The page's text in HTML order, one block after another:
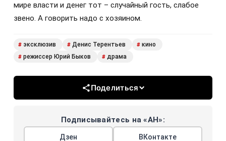
мире власти и денег тот – случайный гость, слабое
звено. А говорить надо с хозяином.
# эксклюзив # Денис Терентьев # кино
# режиссер Юрий Быков # драма
Поделиться
Подписывайтесь на «АН»:
Дзен ВКонтакте